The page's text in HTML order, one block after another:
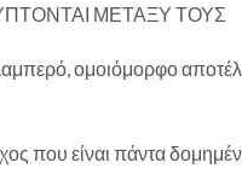
ΜΕΤΑΞΥ ΤΟΥΣ
ομοιόμορφο
που είναι πάντα